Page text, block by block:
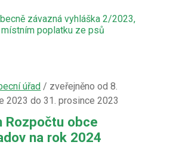
závazná vyhláška 2/2023,
poplatku ze psů
úřad / zveřejněno od 8.
2023 do 31. prosince 2023
Rozpočtu obce
na rok 2024